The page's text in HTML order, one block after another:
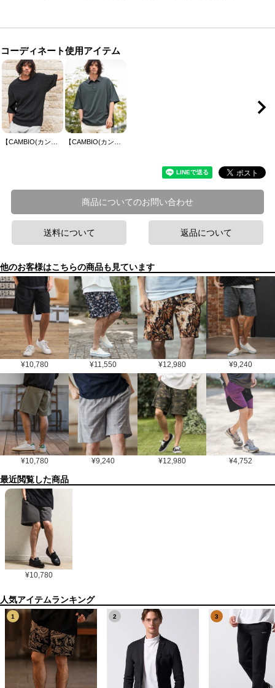
コーディネート使用アイテム
商品についてのお問い合わせ
送料について 返品について
他のお客様はこちらの商品も見ています
¥10,780 ¥11,550 ¥12,980 ¥9,240
¥10,780 ¥9,240 ¥12,980 ¥4,752
最近閲覧した商品
¥10,780
1 2 3